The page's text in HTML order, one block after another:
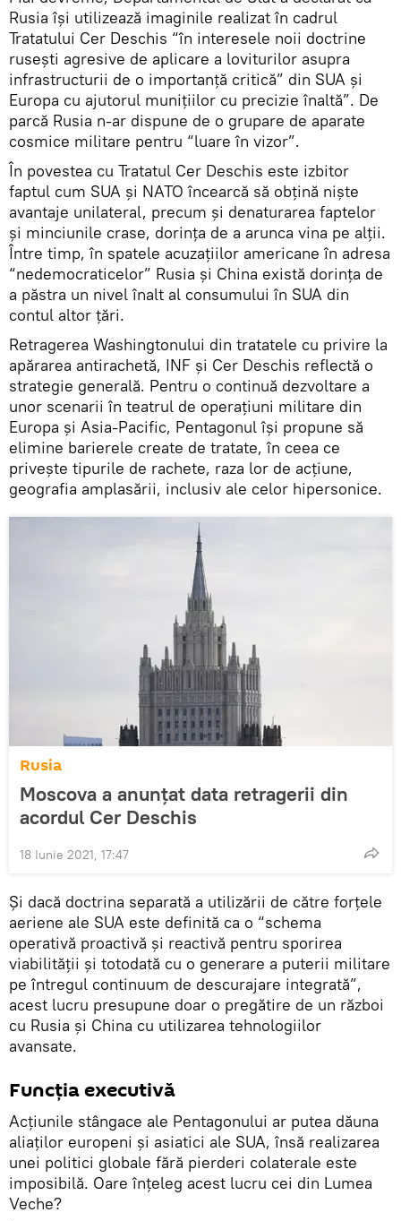
Rusia își utilizează imaginile realizat în cadrul
Tratatului Cer Deschis “în interesele noii doctrine
rusești agresive de aplicare a loviturilor asupra
infrastructurii de o importanță critică” din SUA și
Europa cu ajutorul munițiilor cu precizie înaltă”. De
parcă Rusia n-ar dispune de o grupare de aparate
cosmice militare pentru “luare în vizor”.
În povestea cu Tratatul Cer Deschis este izbitor
faptul cum SUA și NATO încearcă să obțină niște
avantaje unilateral, precum și denaturarea faptelor
și minciunile crase, dorința de a arunca vina pe alții.
Între timp, în spatele acuzațiilor americane în adresa
“nedemocraticelor” Rusia și China există dorința de
a păstra un nivel înalt al consumului în SUA din
contul altor țări.
Retragerea Washingtonului din tratatele cu privire la
apărarea antirachetă, INF și Cer Deschis reflectă o
strategie generală. Pentru o continuă dezvoltare a
unor scenarii în teatrul de operațiuni militare din
Europa și Asia-Pacific, Pentagonul își propune să
elimine barierele create de tratate, în ceea ce
privește tipurile de rachete, raza lor de acțiune,
geografia amplasării, inclusiv ale celor hipersonice.
Rusia
Moscova a anunțat data retragerii din
acordul Cer Deschis
18 Iunie 2021, 17:47
Și dacă doctrina separată a utilizării de către forțele
aeriene ale SUA este definită ca o “schema
operativă proactivă și reactivă pentru sporirea
viabilității și totodată cu o generare a puterii militare
pe întregul continuum de descurajare integrată”,
acest lucru presupune doar o pregătire de un război
cu Rusia și China cu utilizarea tehnologiilor
avansate.
Funcția executivă
Acțiunile stângace ale Pentagonului ar putea dăuna
aliaților europeni și asiatici ale SUA, însă realizarea
unei politici globale fără pierderi colaterale este
imposibilă. Oare înțeleg acest lucru cei din Lumea
Veche?